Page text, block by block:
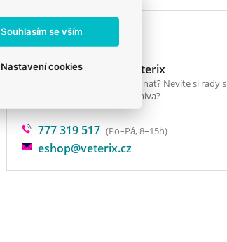
Potřebujete poradit?
E-shop Veterix
Chcete objednat? Nevíte si rady s
výběrem krmiva?
777 319 517 (Po–Pá, 8–15h)
eshop@veterix.cz
Souhlasím se vším
Nastavení cookies